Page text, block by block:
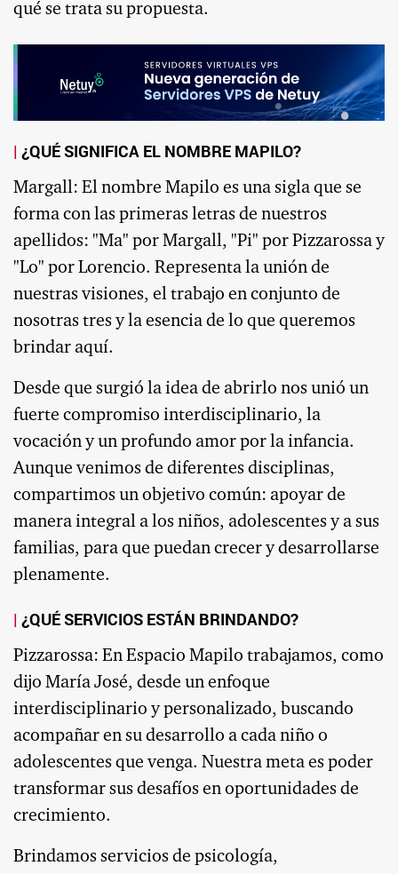
qué se trata su propuesta.
¿QUÉ SIGNIFICA EL NOMBRE MAPILO?
Margall: El nombre Mapilo es una sigla que se
forma con las primeras letras de nuestros
apellidos: "Ma" por Margall, "Pi" por Pizzarossa y
"Lo" por Lorencio. Representa la unión de
nuestras visiones, el trabajo en conjunto de
nosotras tres y la esencia de lo que queremos
brindar aquí.
Desde que surgió la idea de abrirlo nos unió un
fuerte compromiso interdisciplinario, la
vocación y un profundo amor por la infancia.
Aunque venimos de diferentes disciplinas,
compartimos un objetivo común: apoyar de
manera integral a los niños, adolescentes y a sus
familias, para que puedan crecer y desarrollarse
plenamente.
¿QUÉ SERVICIOS ESTÁN BRINDANDO?
Pizzarossa: En Espacio Mapilo trabajamos, como
dijo María José, desde un enfoque
interdisciplinario y personalizado, buscando
acompañar en su desarrollo a cada niño o
adolescentes que venga. Nuestra meta es poder
transformar sus desafíos en oportunidades de
crecimiento.
Brindamos servicios de psicología,